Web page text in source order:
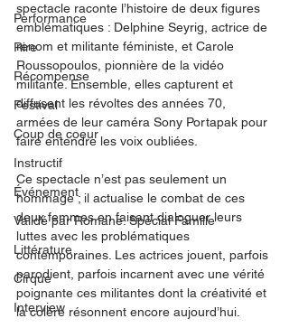
Performance
Rire
Récompense
Festival
Coup de coeur
Instructif
Événement
Validé par Romane. Spécial Famille
Littérature
Cirque
Interview
spectacle raconte l’histoire de deux figures
emblématiques : Delphine Seyrig, actrice de
renom et militante féministe, et Carole
Roussopoulos, pionnière de la vidéo
militante. Ensemble, elles capturent et
diffusent les révoltes des années 70,
armées de leur caméra Sony Portapak pour
faire entendre les voix oubliées.
Ce spectacle n’est pas seulement un
hommage ; il actualise le combat de ces
deux femmes en faisant dialoguer leurs
luttes avec les problématiques
contemporaines. Les actrices jouent, parfois
parodient, parfois incarnent avec une vérité
poignante ces militantes dont la créativité et
la colère résonnent encore aujourd’hui.